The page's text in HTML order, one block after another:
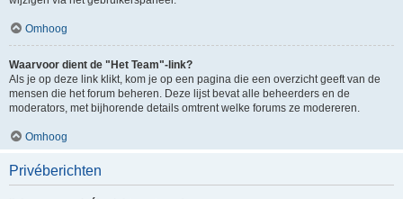
Omhoog
Waarvoor dient de "Het Team"-link?
Als je op deze link klikt, kom je op een pagina die een overzicht geeft van de
mensen die het forum beheren. Deze lijst bevat alle beheerders en de
moderators, met bijhorende details omtrent welke forums ze modereren.
Omhoog
Privéberichten